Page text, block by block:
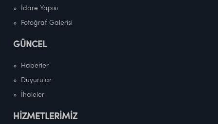
İdare Yapısı
Fotoğraf Galerisi
GÜNCEL
Haberler
Duyurular
İhaleler
HİZMETLERİMİZ